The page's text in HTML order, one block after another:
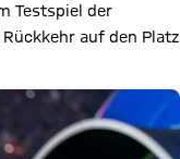
Testspiel der
auf den Platz